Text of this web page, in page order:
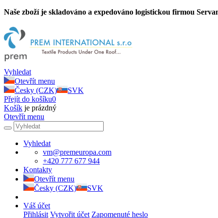
Naše zboží je skladováno a expedováno logistickou firmou
Vyhledat
Otevřít menu
Česky (CZK)
SVK
Přejít do košíku0
Košík je prázdný
Otevřít menu
Vyhledat
vm@premeuropa.com
+420 777 677 944
Kontakty
Otevřít menu
Česky (CZK)
SVK
Váš účet
Přihlásit Vytvořit účet Zapomenuté heslo